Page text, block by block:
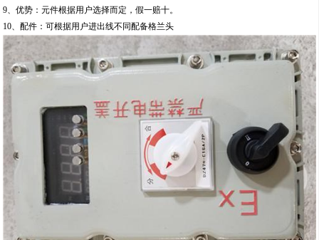
9、优势：元件根据用户选择而定，假一赔十。
10、配件：可根据用户进出线不同配备格兰头